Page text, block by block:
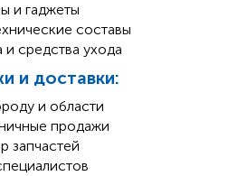
и гаджеты
составы
средства ухода
и доставки:
и области
продажи
запчастей